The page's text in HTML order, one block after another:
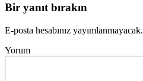
Bir yanıt bırakın
E-posta hesabınız yayımlanmayacak.
Yorum